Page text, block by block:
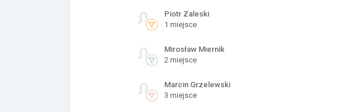
Piotr Zaleski
1 miejsce
Mirosław Miernik
2 miejsce
Marcin Grzelewski
3 miejsce